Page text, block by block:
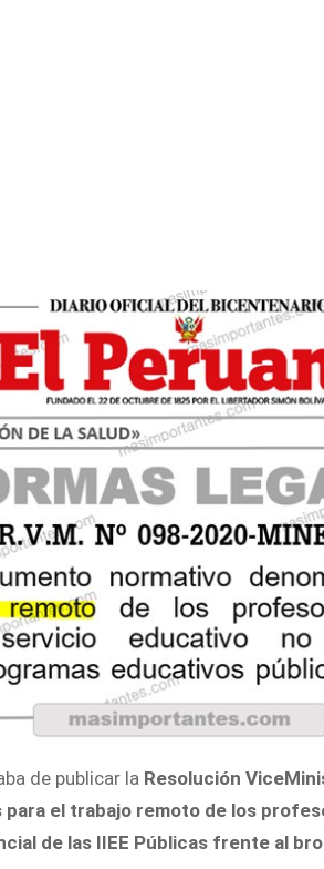
de publicar la Resolución
para el trabajo remoto de los
de las IIEE Públicas frente al